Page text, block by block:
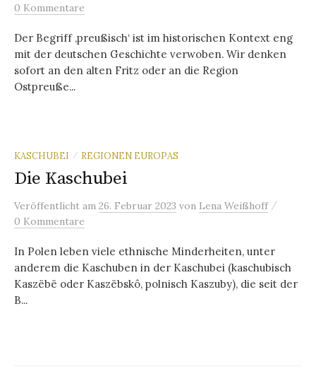
0 Kommentare
Der Begriff ‚preußisch‘ ist im historischen Kontext eng
mit der deutschen Geschichte verwoben. Wir denken
sofort an den alten Fritz oder an die Region
Ostpreuße...
KASCHUBEI / REGIONEN EUROPAS
Die Kaschubei
Veröffentlicht am 26. Februar 2023 von Lena Weißhoff /
0 Kommentare
In Polen leben viele ethnische Minderheiten, unter
anderem die Kaschuben in der Kaschubei (kaschubisch
Kaszëbë oder Kaszëbskô, polnisch Kaszuby), die seit der
B...